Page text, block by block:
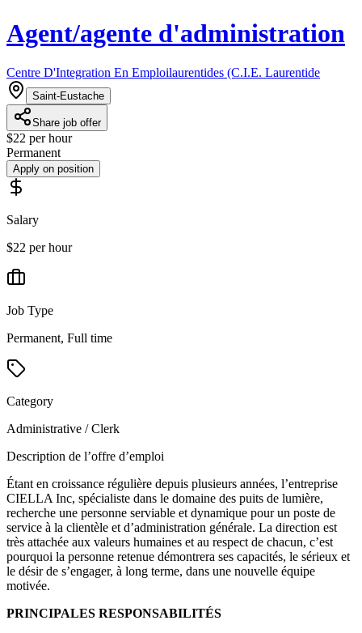
Agent/agente d'administration
Centre D'Integration En Emploilaurentides (C.I.E. Laurentide
Saint-Eustache
Share job offer
$22 per hour
Permanent
Apply on position
Salary
$22 per hour
Job Type
Permanent, Full time
Category
Administrative / Clerk
Description de l’offre d’emploi
Étant en croissance régulière depuis plusieurs années, l’entreprise
CIELLA Inc, spécialiste dans le domaine des puits de lumière,
recherche une personne serviable et dynamique pour un poste de
service à la clientèle et d’administration générale. La direction est
très attachée aux valeurs humaines et au respect de chacun, c’est
pourquoi la personne retenue démontrera ses capacités, le sérieux et
le désir de s’engager, à long terme, dans une nouvelle équipe
motivée.
PRINCIPALES RESPONSABILITÉS